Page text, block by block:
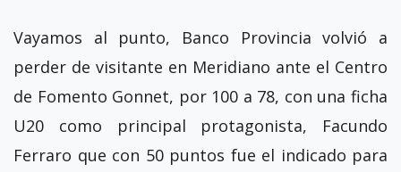
Vayamos al punto, Banco Provincia volvió a
perder de visitante en Meridiano ante el Centro
de Fomento Gonnet, por 100 a 78, con una ficha
U20 como principal protagonista, Facundo
Ferraro que con 50 puntos fue el indicado para